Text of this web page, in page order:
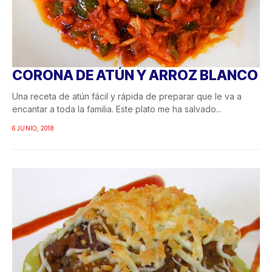
CORONA DE ATÚN Y ARROZ BLANCO
Una receta de atún fácil y rápida de preparar que le va a
encantar a toda la familia. Este plato me ha salvado...
6 JUNIO, 2018